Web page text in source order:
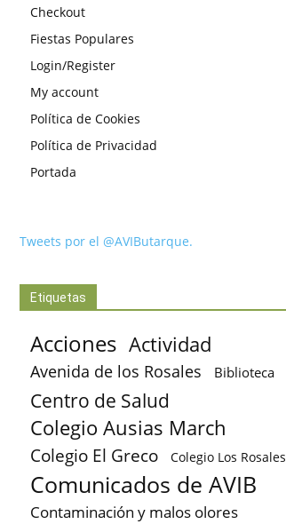
Checkout
Fiestas Populares
Login/Register
My account
Política de Cookies
Política de Privacidad
Portada
Tweets por el @AVIButarque.
Etiquetas
Acciones Actividad
Avenida de los Rosales Biblioteca
Centro de Salud
Colegio Ausias March
Colegio El Greco Colegio Los Rosales
Comunicados de AVIB
Contaminación y malos olores